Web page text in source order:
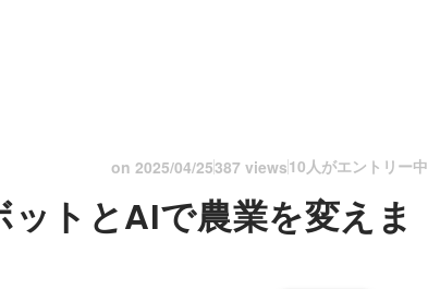
on 2025/04/25387 views10人がエントリー中
トとAIで農業を変えま